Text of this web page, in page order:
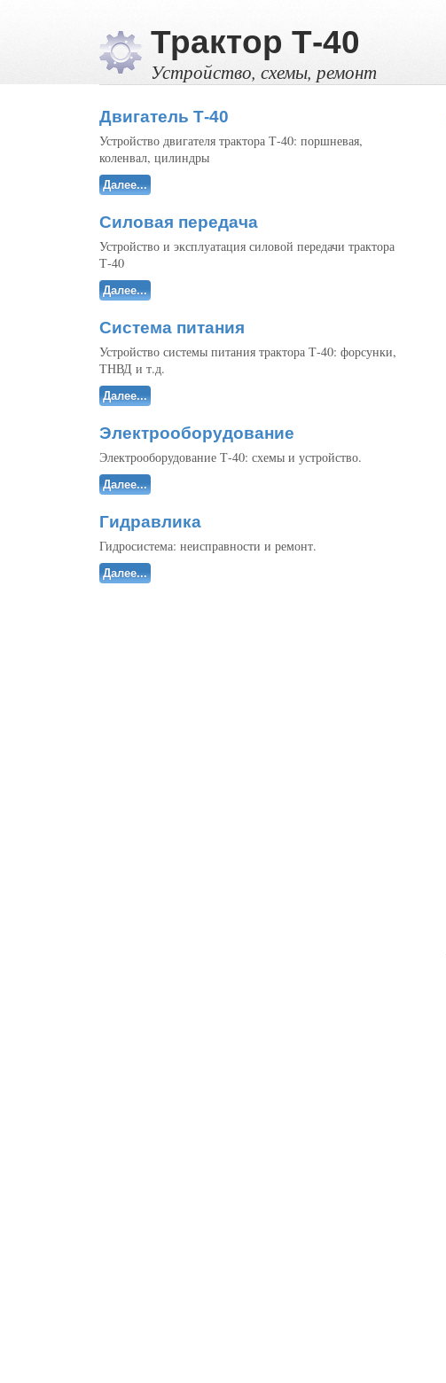
Трактор Т-40
Устройство, схемы, ремонт
Двигатель Т-40
Устройство двигателя трактора Т-40: поршневая,
коленвал, цилиндры
Далее...
Силовая передача
Устройство и эксплуатация силовой передачи трактора
Т-40
Далее...
Система питания
Устройство системы питания трактора Т-40: форсунки,
ТНВД и т.д.
Далее...
Электрооборудование
Электрооборудование Т-40: схемы и устройство.
Далее...
Гидравлика
Гидросистема: неисправности и ремонт.
Далее...